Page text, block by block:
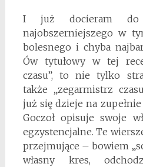
I już docieram do
najobszerniejszego w
bolesnego i chyba
Ów tytułowy w tej
czasu”, to nie tylko
także „zegarmistrz
już się dzieje na
Goczoł opisuje swoje
egzystencjalne. Te
przejmujące – bowiem
własny kres,